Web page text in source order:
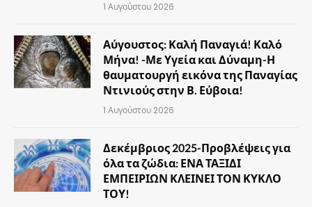
1 Αυγούστου 2026
Αύγουστος: Καλή Παναγιά! Καλό
Μήνα! -Με Υγεία και Δύναμη-Η
θαυματουργή εικόνα της Παναγίας
Ντινιούς στην Β. Εύβοια!
1 Αυγούστου 2026
Δεκέμβριος 2025-Προβλέψεις για
όλα τα ζώδια: ΕΝΑ ΤΑΞΙΔΙ
ΕΜΠΕΙΡΙΩΝ ΚΛΕΙΝΕΙ ΤΟΝ ΚΥΚΛΟ
ΤΟΥ!